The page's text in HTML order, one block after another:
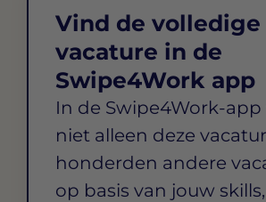
Vind de volledige
vacature in de
Swipe4Work app
In de Swipe4Work-app
niet alleen deze
honderden andere
op basis van jouw skills,